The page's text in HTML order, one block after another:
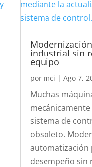
industrial sin
equipo
por mci |Ago 7,
Muchas
sistema de
obsoleto.
automatización
desempeño sin